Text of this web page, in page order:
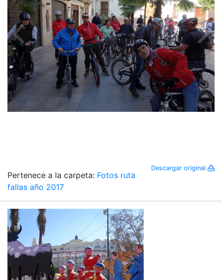
Descargar original
Pertenece a la carpeta: Fotos ruta
fallas año 2017